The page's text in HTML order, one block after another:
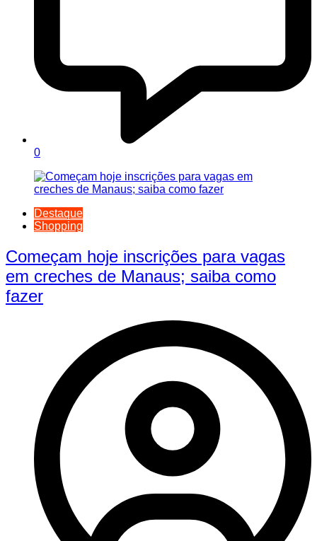
0
Destaque
Shopping
Começam hoje inscrições para vagas
em creches de Manaus; saiba como
fazer